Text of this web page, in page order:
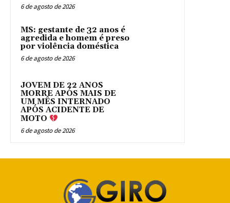
6 de agosto de 2026
MS: gestante de 32 anos é
agredida e homem é preso
por violência doméstica
6 de agosto de 2026
JOVEM DE 22 ANOS
MORRE APÓS MAIS DE
UM MÊS INTERNADO
APÓS ACIDENTE DE
MOTO
6 de agosto de 2026